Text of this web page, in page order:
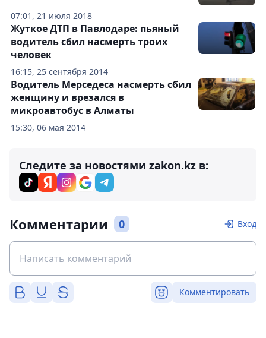
07:01, 21 июля 2018
16:15, 25 сентября 2014
Жуткое ДТП в Павлодаре: пьяный
водитель сбил насмерть троих
человек
15:30, 06 мая 2014
Водитель Мерседеса насмерть сбил
женщину и врезался в
микроавтобус в Алматы
Следите за новостями zakon.kz в:
Комментарии 0 Вход
Комментировать